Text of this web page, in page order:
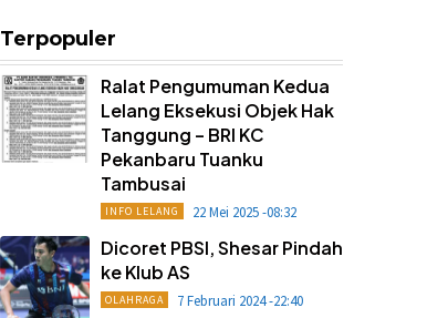
Terpopuler
Ralat Pengumuman Kedua
Lelang Eksekusi Objek Hak
Tanggung – BRI KC
Pekanbaru Tuanku
Tambusai
INFO LELANG 22 Mei 2025 -08:32
Dicoret PBSI, Shesar Pindah
ke Klub AS
OLAHRAGA 7 Februari 2024 -22:40